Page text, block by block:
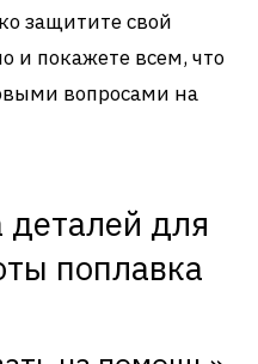
защитите свой
и покажете всем, что
вопросами на
для
поплавка